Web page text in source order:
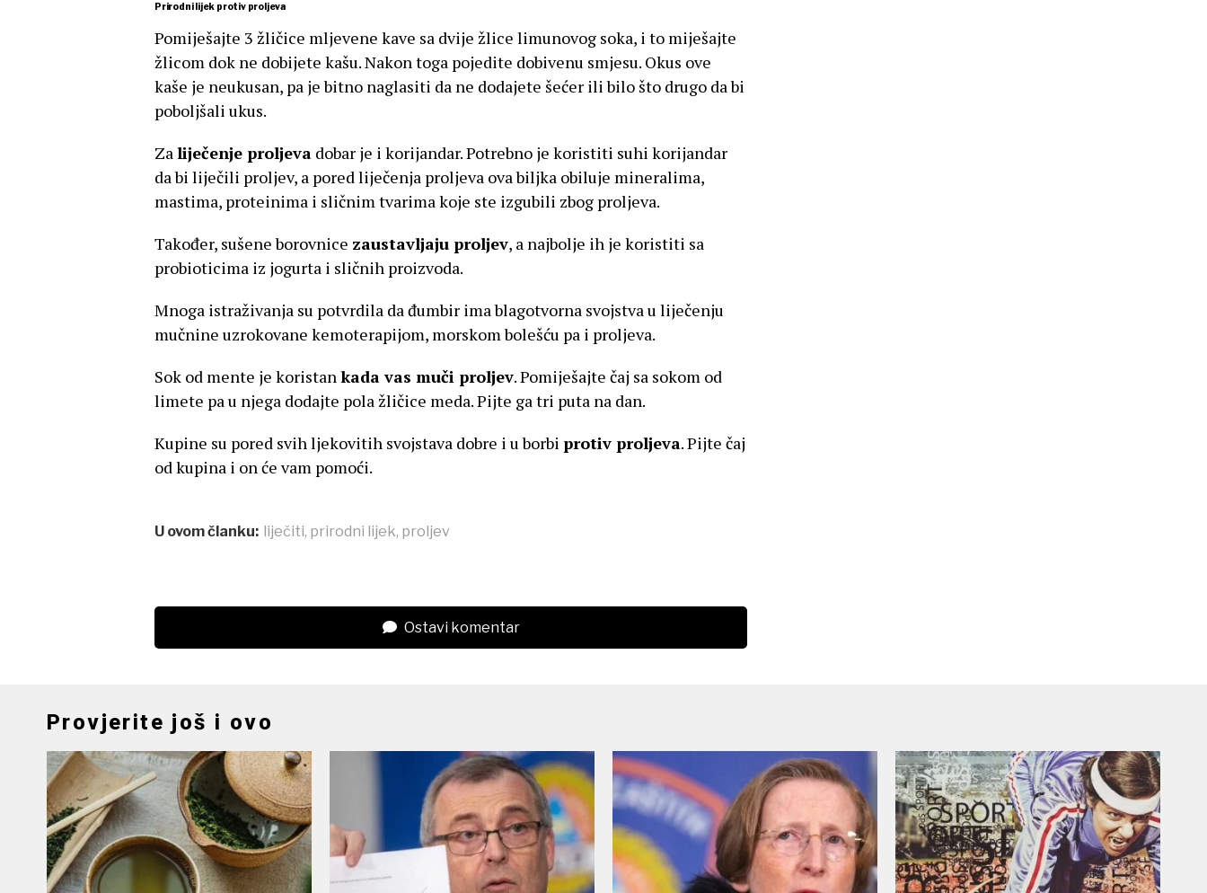
Prirodni lijek protiv proljeva
Pomiješajte 3 žličice mljevene kave sa dvije žlice limunovog soka, i to miješajte
žlicom dok ne dobijete kašu. Nakon toga pojedite dobivenu smjesu. Okus ove
kaše je neukusan, pa je bitno naglasiti da ne dodajete šećer ili bilo što drugo da bi
poboljšali ukus.
Zaliječenje proljeva dobar je i korijandar. Potrebno je koristiti suhi korijandar
da bi liječili proljev, a pored liječenja proljeva ova biljka obiluje mineralima,
mastima, proteinima i sličnim tvarima koje ste izgubili zbog proljeva.
Također, sušene borovnice zaustavljaju proljev, a najbolje ih je koristiti sa
probioticima iz jogurta i sličnih proizvoda.
Mnoga istraživanja su potvrdila da đumbir ima blagotvorna svojstva u liječenju
mučnine uzrokovane kemoterapijom, morskom bolešću pa i proljeva.
Sok od mente je koristankada vas muči proljev. Pomiješajte čaj sa sokom od
limete pa u njega dodajte pola žličice meda. Pijte ga tri puta na dan.
Kupine su pored svih ljekovitih svojstava dobre i u borbi protiv proljeva. Pijte čaj
od kupina i on će vam pomoći.
U ovom članku: liječiti, prirodni lijek, proljev
Ostavi komentar
Provjerite još i ovo